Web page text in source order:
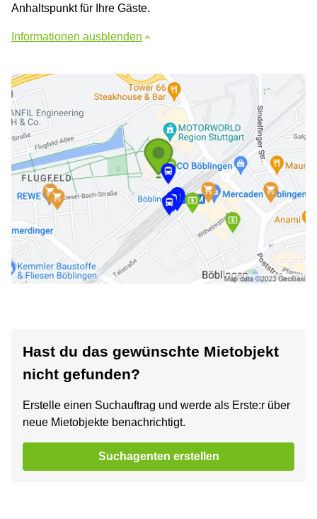
Anhaltspunkt für Ihre Gäste.
Informationen ausblenden
Hast du das gewünschte Mietobjekt
nicht gefunden?
Erstelle einen Suchauftrag und werde als Erste:r über
neue Mietobjekte benachrichtigt.
Suchagenten erstellen